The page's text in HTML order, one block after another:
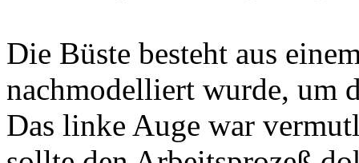
Die Büste besteht aus
nachmodelliert wurde, um
Das linke Auge war